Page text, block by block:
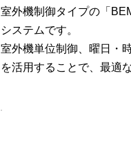
室外機制御タイプの「
システムです。
室外機単位制御、曜日・
を活用することで、最適